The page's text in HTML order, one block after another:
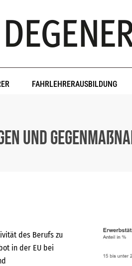
FAHRLEHRERAUSBILDUNG
und
des Berufs zu
in der EU bei